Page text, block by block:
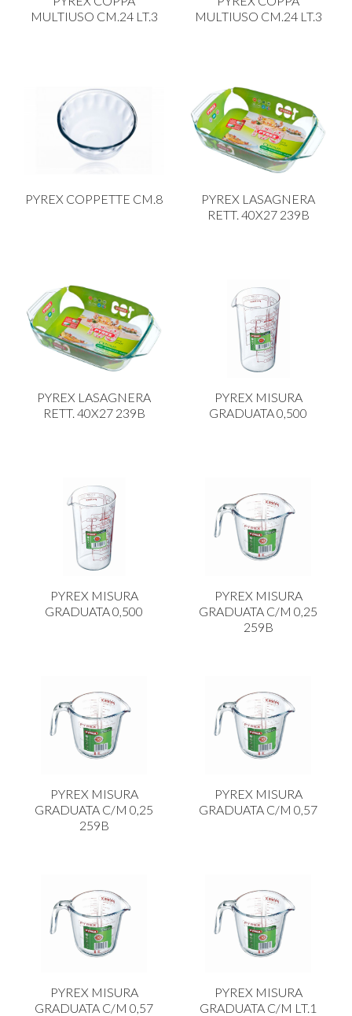
MULTIUSO CM.24 LT.3
MULTIUSO CM.24 LT.3
PYREX COPPETTE CM.8
PYREX LASAGNERA
RETT. 40X27 239B
PYREX LASAGNERA
RETT. 40X27 239B
PYREX MISURA
GRADUATA 0,500
PYREX MISURA
GRADUATA 0,500
PYREX MISURA
GRADUATA C/M 0,25
259B
PYREX MISURA
GRADUATA C/M 0,25
259B
PYREX MISURA
GRADUATA C/M 0,57
PYREX MISURA
GRADUATA C/M 0,57
PYREX MISURA
GRADUATA C/M LT.1